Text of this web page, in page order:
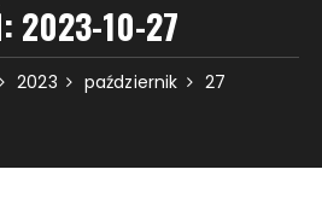
2023-10-27
2023 październik 27